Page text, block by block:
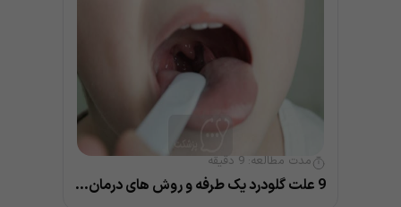
مدت مطالعه: 9 دقیقه
9 علت گلودرد یک طرفه و روش های درمان خانگی و پزشکی